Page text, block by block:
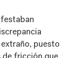
puesto